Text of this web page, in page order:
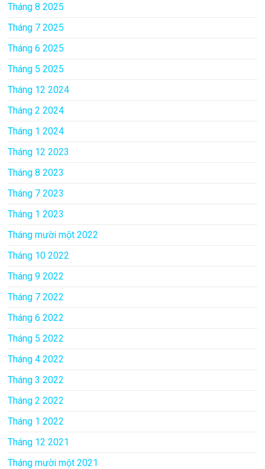
Tháng 8 2025
Tháng 7 2025
Tháng 6 2025
Tháng 5 2025
Tháng 12 2024
Tháng 2 2024
Tháng 1 2024
Tháng 12 2023
Tháng 8 2023
Tháng 7 2023
Tháng 1 2023
Tháng mười một 2022
Tháng 10 2022
Tháng 9 2022
Tháng 7 2022
Tháng 6 2022
Tháng 5 2022
Tháng 4 2022
Tháng 3 2022
Tháng 2 2022
Tháng 1 2022
Tháng 12 2021
Tháng mười một 2021